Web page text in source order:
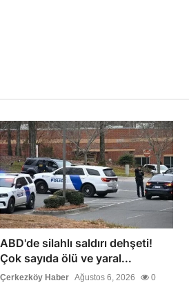
ABD'de silahlı saldırı dehşeti!
Çok sayıda ölü ve yaral...
Çerkezköy Haber Ağustos 6, 2026 0